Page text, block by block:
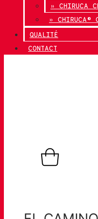
» CHIRUCA
» CHIRUCA®
QUALITÉ
CONTACT